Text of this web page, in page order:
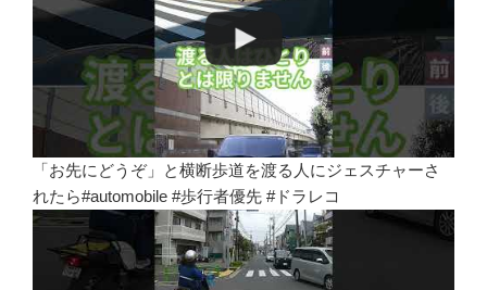
「お先にどうぞ」と横断歩道を渡る人にジェスチャーさ
れたら#automobile #歩行者優先 #ドラレコ